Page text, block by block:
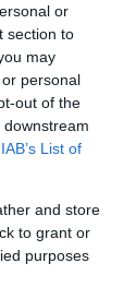
or
section to
may
personal
out of the
IAB’s List of
and store
to grant or
purposes
milyen
a
linképítés, kérje
javító
optimalizálás -
is, hogy mi a
és
a weblapok